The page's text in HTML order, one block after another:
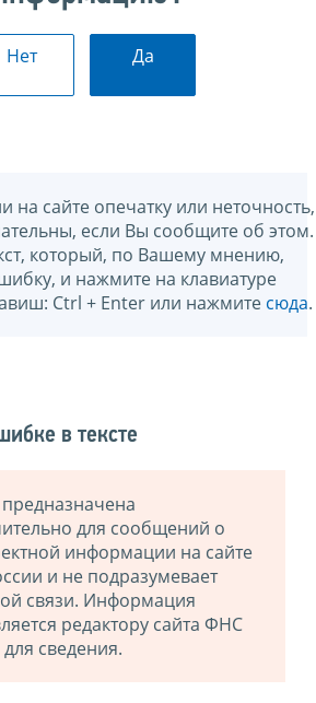
Нет Да
на сайте опечатку или неточность,
если Вы сообщите об этом.
который, по Вашему мнению,
и нажмите на клавиатуре
Ctrl + Enter или нажмите сюда.
в тексте
для сообщений о
информации на сайте
и не подразумевает
связи. Информация
редактору сайта ФНС
сведения.